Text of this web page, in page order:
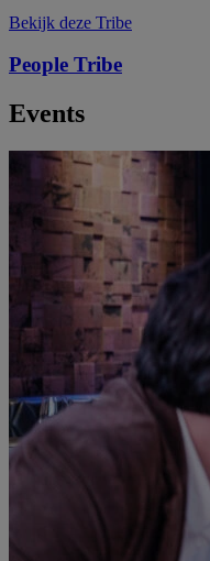
Bekijk deze Tribe
People Tribe
Events